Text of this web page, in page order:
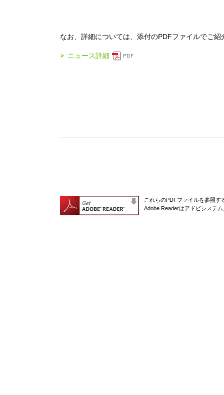
なお、詳細については、添付のPDFファイルでご紹
ニュース詳細
これらのPDFファイルを参照す
Adobe Readerはアドビシステ